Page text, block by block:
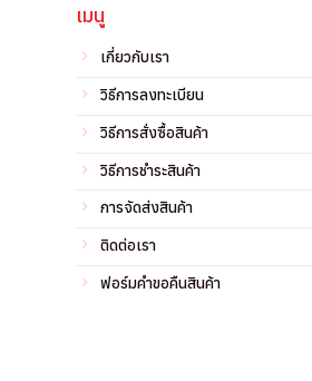
เมนู
เกี่ยวกับเรา
วิธีการลงทะเบียน
วิธีการสั่งซื้อสินค้า
วิธีการชำระสินค้า
การจัดส่งสินค้า
ติดต่อเรา
ฟอร์มคำขอคืนสินค้า